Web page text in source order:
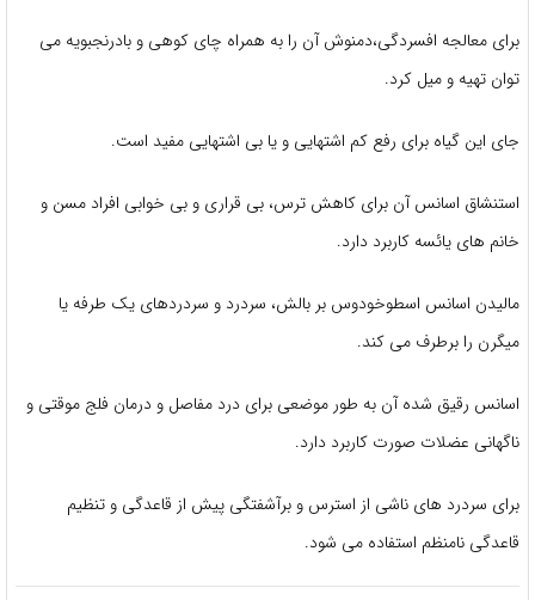
برای معالجه افسردگی،دمنوش آن را به همراه چای کوهی و بادرنجبویه می
توان تهیه و میل کرد.
جای این گیاه برای رفع کم اشتهایی و یا بی اشتهایی مفید است.
استنشاق اسانس آن برای کاهش ترس، بی قراری و بی خوابی افراد مسن و
خانم های یائسه کاربرد دارد.
مالیدن اسانس اسطوخودوس بر بالش، سردرد و سردردهای یک طرفه یا
میگرن را برطرف می کند.
اسانس رقیق شده آن به طور موضعی برای درد مفاصل و درمان فلج موقتی و
ناگهانی عضلات صورت کاربرد دارد.
برای سردرد های ناشی از استرس و برآشفتگی پیش از قاعدگی و تنظیم
قاعدگی نامنظم استفاده می شود.